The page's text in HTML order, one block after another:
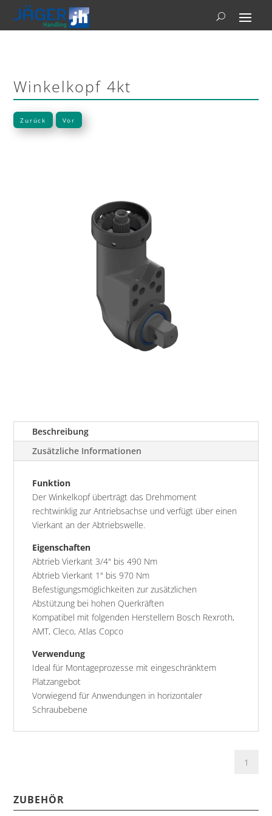
Winkelkopf 4kt
Zurück Vor
Beschreibung
Zusätzliche Informationen
Funktion
Der Winkelkopf überträgt das Drehmoment
rechtwinklig zur Antriebsachse und verfügt über einen
Vierkant an der Abtriebswelle.
Eigenschaften
Abtrieb Vierkant 3/4" bis 490 Nm
Abtrieb Vierkant 1" bis 970 Nm
Befestigungsmöglichkeiten zur zusätzlichen
Abstützung bei hohen Querkräften
Kompatibel mit folgenden Herstellern Bosch Rexroth,
AMT, Cleco, Atlas Copco
Verwendung
Ideal für Montageprozesse mit eingeschränktem
Platzangebot
Vorwiegend für Anwendungen in horizontaler
Schraubebene
ZUBEHÖR